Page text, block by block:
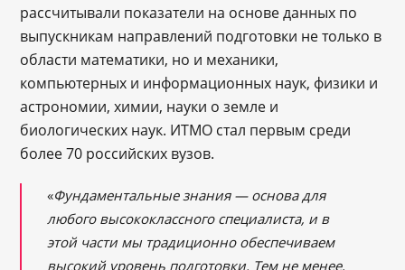
рассчитывали показатели на основе данных по
выпускникам направлений подготовки не только в
области математики, но и механики,
компьютерных и информационных наук, физики и
астрономии, химии, науки о земле и
биологических наук. ИТМО стал первым среди
более 70 российских вузов.
«Фундаментальные знания — основа для
любого высококлассного специалиста, и в
этой части мы традиционно обеспечиваем
высокий уровень подготовки. Тем не менее,